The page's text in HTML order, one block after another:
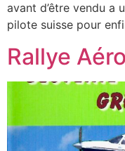
avant d’être vendu a
pilote suisse pour
Rallye